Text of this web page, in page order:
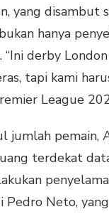
yang
hanya
“Ini derby
tapi kami
League
jumlah pemain,
terdekat
Pedro Neto,